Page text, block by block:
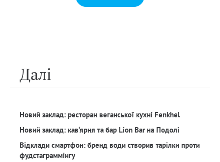
Далi
Новий заклад: ресторан веганської кухні Fenkhel
Новий заклад: кав‘ярня та бар Lion Bar на Подолі
Відклади смартфон: бренд води створив тарілки проти
фудстаграммінгу